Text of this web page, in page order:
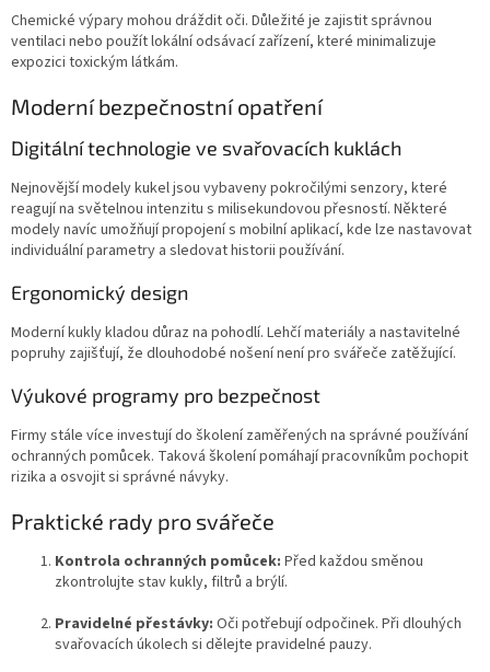
Chemické výpary mohou dráždit oči. Důležité je zajistit správnou
ventilaci nebo použít lokální odsávací zařízení, které minimalizuje
expozici toxickým látkám.
Moderní bezpečnostní opatření
Digitální technologie ve svařovacích kuklách
Nejnovější modely kukel jsou vybaveny pokročilými senzory, které
reagují na světelnou intenzitu s milisekundovou přesností. Některé
modely navíc umožňují propojení s mobilní aplikací, kde lze nastavovat
individuální parametry a sledovat historii používání.
Ergonomický design
Moderní kukly kladou důraz na pohodlí. Lehčí materiály a nastavitelné
popruhy zajišťují, že dlouhodobé nošení není pro svářeče zatěžující.
Výukové programy pro bezpečnost
Firmy stále více investují do školení zaměřených na správné používání
ochranných pomůcek. Taková školení pomáhají pracovníkům pochopit
rizika a osvojit si správné návyky.
Praktické rady pro svářeče
Kontrola ochranných pomůcek: Před každou směnou
zkontrolujte stav kukly, filtrů a brýlí.
Pravidelné přestávky: Oči potřebují odpočinek. Při dlouhých
svařovacích úkolech si dělejte pravidelné pauzy.